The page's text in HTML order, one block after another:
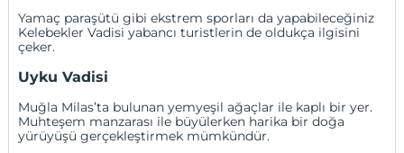
Yamaç paraşütü gibi ekstrem sporları da yapabileceğiniz
Kelebekler Vadisi yabancı turistlerin de oldukça ilgisini
çeker.
Uyku Vadisi
Muğla Milas’ta bulunan yemyeşil ağaçlar ile kaplı bir yer.
Muhteşem manzarası ile büyülerken harika bir doğa
yürüyüşü gerçekleştirmek mümkündür.